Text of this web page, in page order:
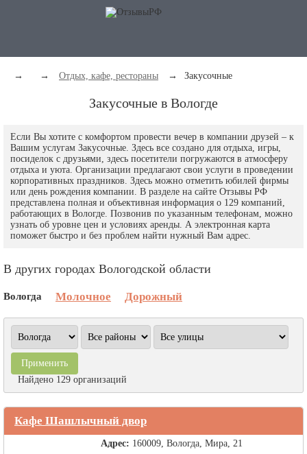
→ → Отдых, кафе, рестораны → Закусочные
Закусочные в Вологде
Если Вы хотите с комфортом провести вечер в компании друзей – к
Вашим услугам Закусочные. Здесь все создано для отдыха, игры,
посиделок с друзьями, здесь посетители погружаются в атмосферу
отдыха и уюта. Организации предлагают свои услуги в проведении
корпоративных праздников. Здесь можно отметить юбилей фирмы
или день рождения компании. В разделе на сайте Отзывы РФ
представлена полная и объективная информация о 129 компаний,
работающих в Вологде. Позвонив по указанным телефонам, можно
узнать об уровне цен и условиях аренды. А электронная карта
поможет быстро и без проблем найти нужный Вам адрес.
В других городах Вологодской области
Вологда Молочное Дорожный
Найдено 129 организаций
Кафе Шашлычный двор
Адрес: 160009, Вологда, Мира, 21